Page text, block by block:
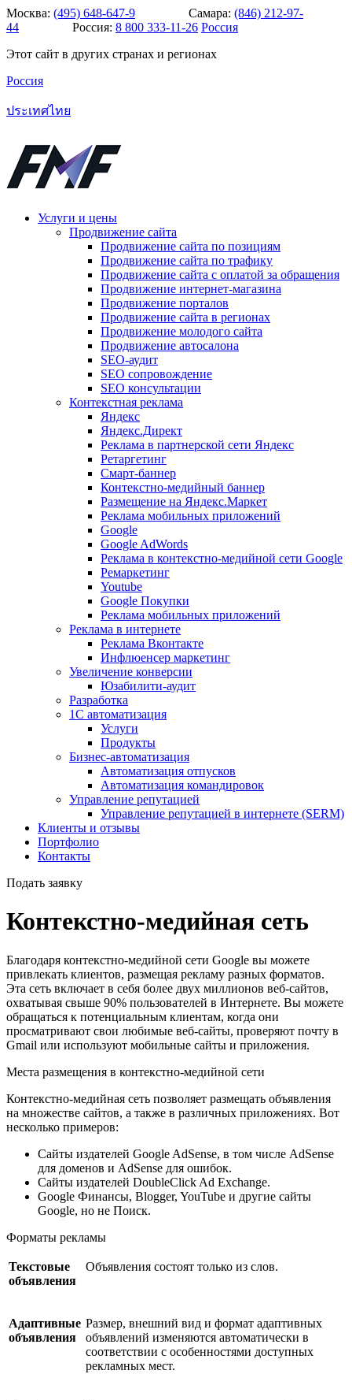
Москва: (495) 648-647-9 Самара: (846) 212-97-
44
Россия: 8 800 333-11-26 Россия
Этот сайт в других странах и регионах
Россия
ประเทศไทย
Услуги и цены
Продвижение сайта
Продвижение сайта по позициям
Продвижение сайта по трафику
Продвижение сайта с оплатой за обращения
Продвижение интернет-магазина
Продвижение порталов
Продвижение сайта в регионах
Продвижение молодого сайта
Продвижение автосалона
SEO-аудит
SEO сопровождение
SEO консультации
Контекстная реклама
Яндекс
Яндекс.Директ
Реклама в партнерской сети Яндекс
Ретаргетинг
Смарт-баннер
Контекстно-медийный баннер
Размещение на Яндекс.Маркет
Реклама мобильных приложений
Google
Google AdWords
Реклама в контекстно-медийной сети Google
Ремаркетинг
Youtube
Google Покупки
Реклама мобильных приложений
Реклама в интернете
Реклама Вконтакте
Инфлюенсер маркетинг
Увеличение конверсии
Юзабилити-аудит
Разработка
1С автоматизация
Услуги
Продукты
Бизнес-автоматизация
Автоматизация отпусков
Автоматизация командировок
Управление репутацией
Управление репутацией в интернете (SERM)
Клиенты и отзывы
Портфолио
Контакты
Подать заявку
Контекстно-медийная сеть
Благодаря контекстно-медийной сети Google вы можете
привлекать клиентов, размещая рекламу разных форматов.
Эта сеть включает в себя более двух миллионов веб-сайтов,
охватывая свыше 90% пользователей в Интернете. Вы можете
обращаться к потенциальным клиентам, когда они
просматривают свои любимые веб-сайты, проверяют почту в
Gmail или используют мобильные сайты и приложения.
Места размещения в контекстно-медийной сети
Контекстно-медийная сеть позволяет размещать объявления
на множестве сайтов, а также в различных приложениях. Вот
несколько примеров:
Сайты издателей Google AdSense, в том числе AdSense
для доменов и AdSense для ошибок.
Сайты издателей DoubleClick Ad Exchange.
Google Финансы, Blogger, YouTube и другие сайты
Google, но не Поиск.
Форматы рекламы
Текстовые
объявления
Объявления состоят только из слов.
Адаптивные
объявления
Размер, внешний вид и формат адаптивных
объявлений изменяются автоматически в
соответствии с особенностями доступных
рекламных мест.